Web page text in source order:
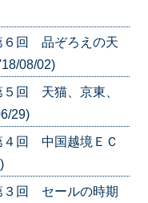
６回 品ぞろえの天
08/02)
５回 天猫、京東、
29)
４回 中国越境ＥＣ
３回 セールの時期